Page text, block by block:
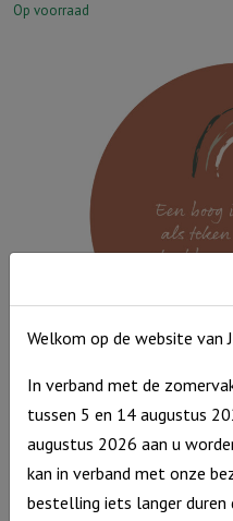
Op voorraad
Muurcirkel Terra 25 cm –
9,95
Op voorraad
Welkom op de website van
In verband met de
tussen 5 en 14 augustus
augustus 2026 aan u
kan in verband met onze
bestelling iets langer duren